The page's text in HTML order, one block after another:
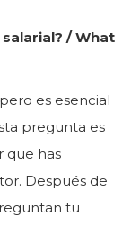
/ What
es esencial
pregunta es
que has
Después de
tu